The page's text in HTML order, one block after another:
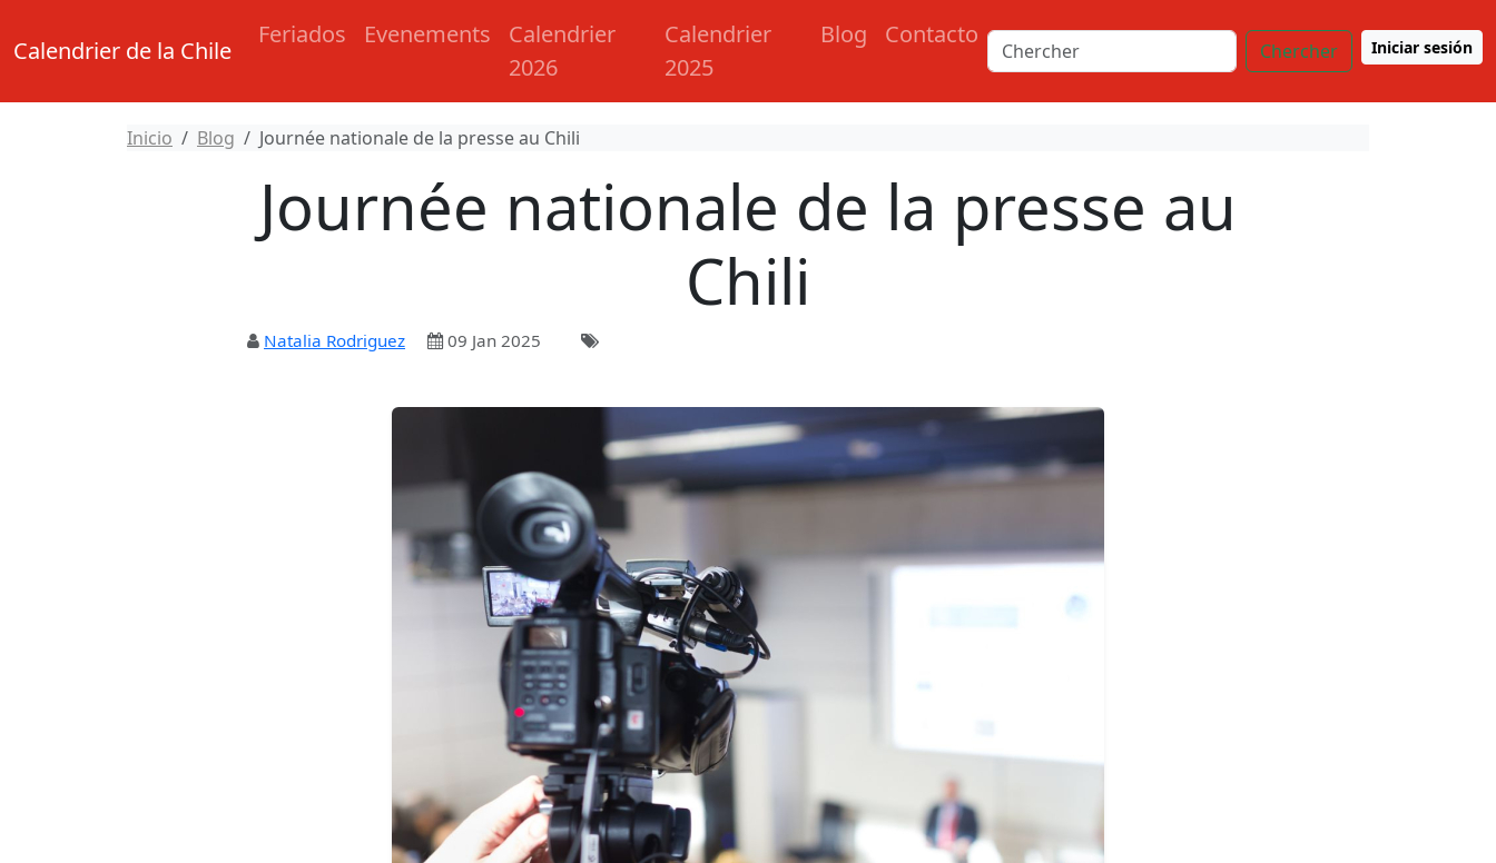
Calendrier de la Chile
Feriados Evenements
Calendrier
2026
Calendrier
2025
Blog Contacto
Chercher Iniciar sesión
Inicio Blog Journée nationale de la presse au Chili
Journée nationale de la presse au
Chili
Natalia Rodriguez 09 Jan 2025